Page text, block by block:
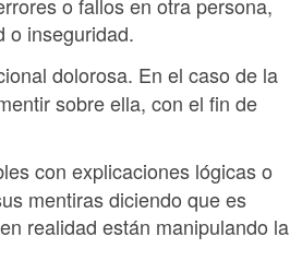
o inseguridad.
dolorosa. En el caso de la
sobre ella, con el fin de
con explicaciones lógicas o
mentiras diciendo que es
realidad están manipulando la